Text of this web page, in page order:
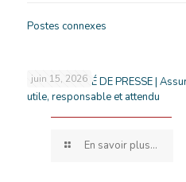
Postes connexes
juin 15, 2026
COMMUNIQUÉ DE PRESSE |
utile, responsable et attendu
En savoir plus...